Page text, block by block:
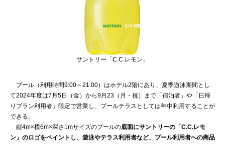
サントリー「C.C.レモン」
プール（利用時間9:00～21:00）はホテル2階にあり、夏季遊泳期間とし
て2024年度は7月5日（金）から9月23（月・祝）まで「宿泊者」や「日帰
りプラン利用者」限定で営業し、プールテラスとしては年中利用することが
できる。
縦4m×横6m×深さ1mサイズのプールの底面にサントリーの「C.C.レモ
ン」のロゴをペイントし、遊泳やテラス利用者など、プール利用者への商品